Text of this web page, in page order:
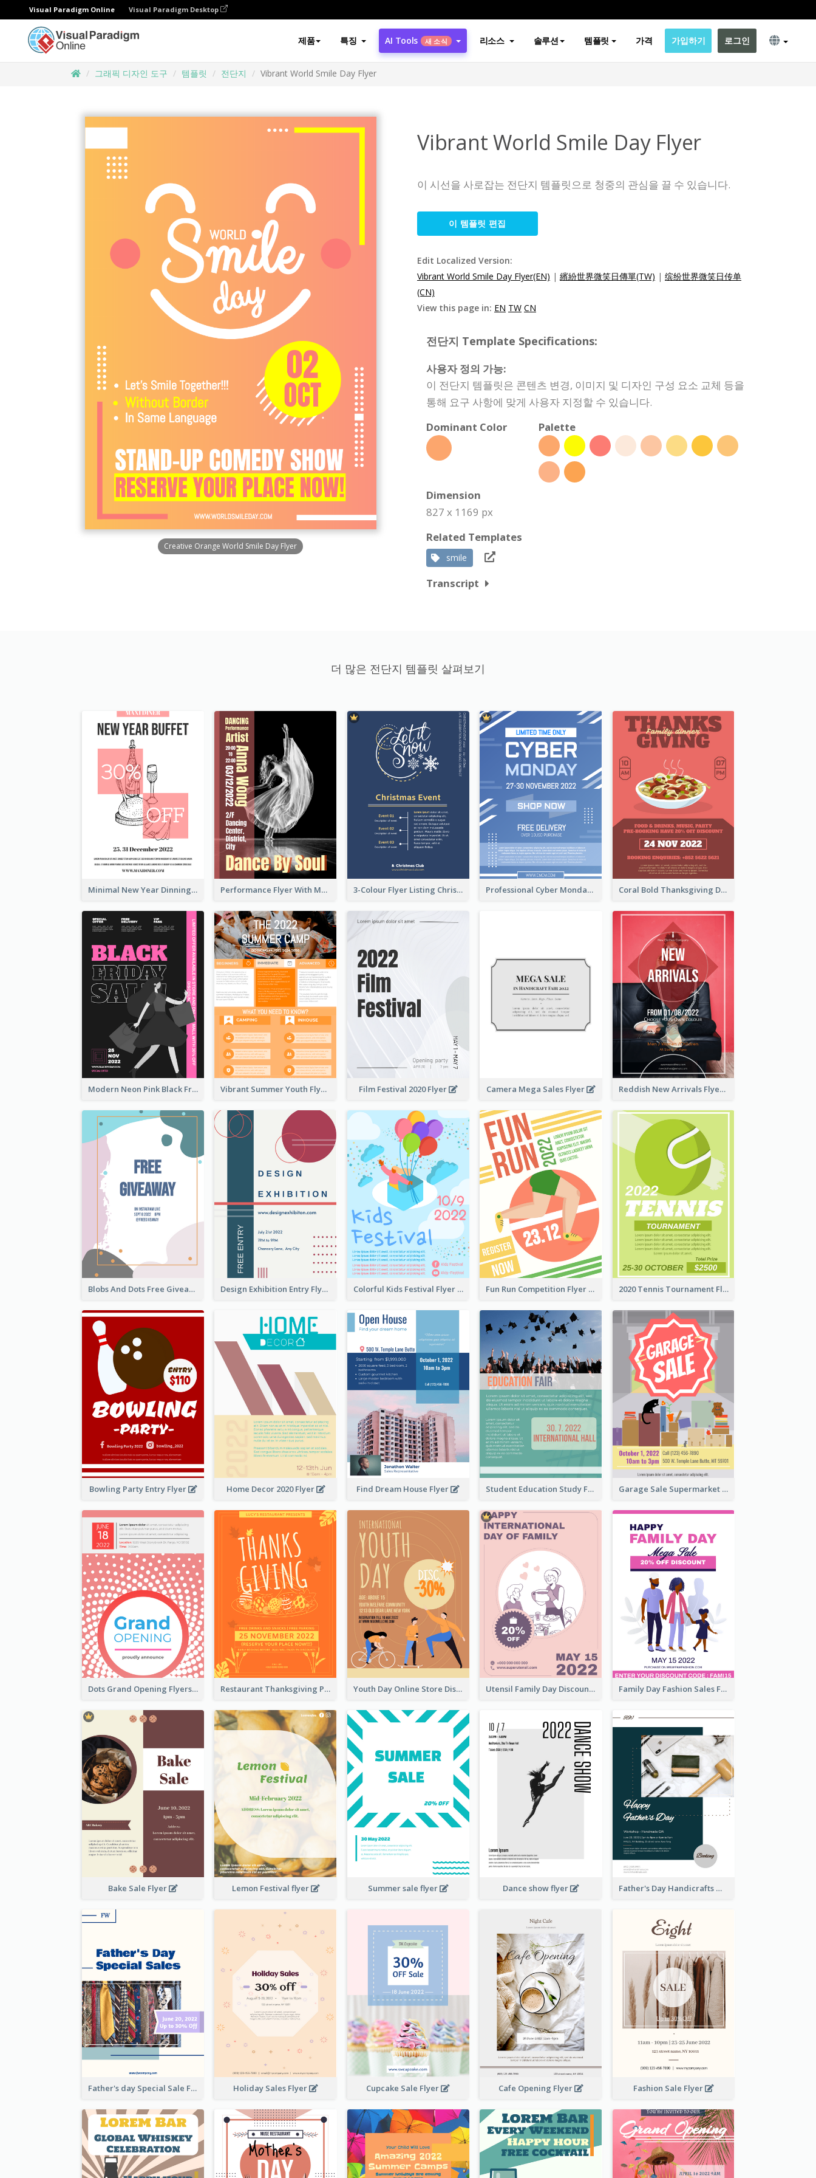
Visual Paradigm Online Visual Paradigm Desktop
제품 특징 AI Tools 새 소식 리소스 솔루션 템플릿 가격 가입하기 로그인
그래픽 디자인 도구 템플릿 전단지 Vibrant World Smile Day Flyer
Creative Orange World Smile Day Flyer
Vibrant World Smile Day Flyer
이 시선을 사로잡는 전단지 템플릿으로 청중의 관심을 끌 수 있습니다.
이 템플릿 편집
Edit Localized Version:
Vibrant World Smile Day Flyer(EN) | 繽紛世界微笑日傳單(TW) | 缤纷世界微笑日传单
(CN)
View this page in: EN TW CN
전단지 Template Specifications:
사용자 정의 가능:
이 전단지 템플릿은 콘텐츠 변경, 이미지 및 디자인 구성 요소 교체 등을
통해 요구 사항에 맞게 사용자 지정할 수 있습니다.
Dominant Color
Palette
Dimension
827 x 1169 px
Related Templates
smile
Transcript
더 많은 전단지 템플릿 살펴보기
Minimal New Year Dinning Promotion Design Idea Performance Flyer With Monochrome Photo 3-Colour Flyer Listing Christmas Activities Professional Cyber Monday Free Delivery Promotion Flyer Design Coral Bold Thanksgiving Dinner Promotion Flyer
Modern Neon Pink Black Friday Shopping Sale Day Flyer Vibrant Summer Youth Flyer Design Templates Film Festival 2020 Flyer Camera Mega Sales Flyer Reddish New Arrivals Flyer
Blobs And Dots Free Giveaway Flyer Design Exhibition Entry Flyer Colorful Kids Festival Flyer Fun Run Competition Flyer 2020 Tennis Tournament Flyer
Bowling Party Entry Flyer Home Decor 2020 Flyer Find Dream House Flyer Student Education Study Flyer Garage Sale Supermarket Flyer
Dots Grand Opening Flyers Restaurant Thanksgiving Promote Flyers Youth Day Online Store Discount Flyer Utensil Family Day Discount Flyer Family Day Fashion Sales Flyer
Bake Sale Flyer Lemon Festival flyer Summer sale flyer Dance show flyer Father's Day Handicrafts Workshop Flyer
Father's day Special Sale Flyer Holiday Sales Flyer Cupcake Sale Flyer Cafe Opening Flyer Fashion Sale Flyer